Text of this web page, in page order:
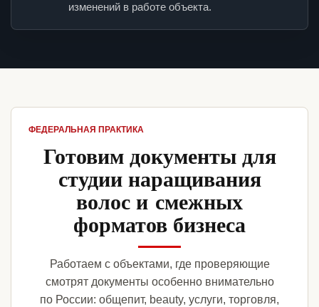
изменений в работе объекта.
ФЕДЕРАЛЬНАЯ ПРАКТИКА
Готовим документы для
студии наращивания
волос и смежных
форматов бизнеса
Работаем с объектами, где проверяющие
смотрят документы особенно внимательно
по России: общепит, beauty, услуги, торговля,